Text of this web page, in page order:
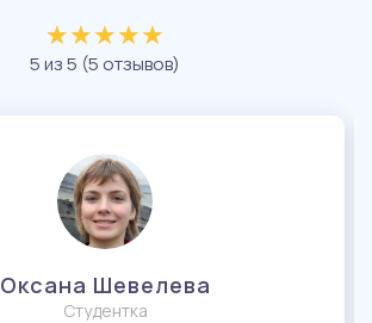
★★★★★
★★★★★
5 из 5 (5 отзывов)
Оксана Шевелева
Студентка